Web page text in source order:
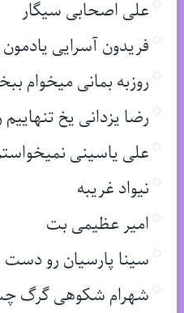
علی اصحابی سیگار
فریدون آسرایی
روزبه بمانی میخوام
رضا یزدانی یخ
علی یاسینی
نیواد غریبه
امیر عظیمی بت
سینا پارسیان رو دست
شهرام شکوهی گرگ